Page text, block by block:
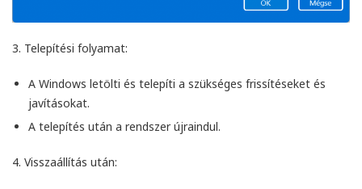
3. Telepítési folyamat:
A Windows letölti és telepíti a szükséges frissítéseket és
javításokat.
A telepítés után a rendszer újraindul.
4. Visszaállítás után: